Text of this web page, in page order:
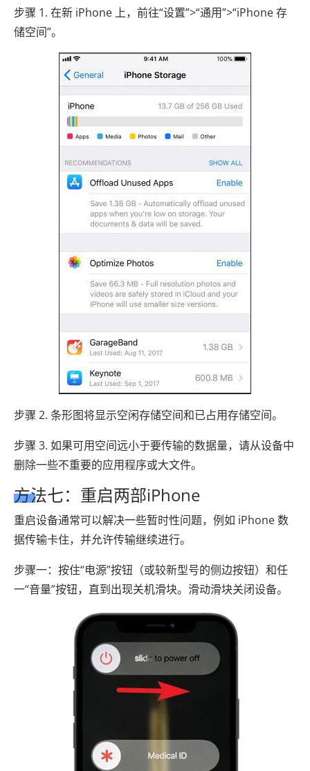
步骤 1. 在新 iPhone 上，前往“设置”>“通用”>“iPhone 存
储空间”。
步骤 2. 条形图将显示空闲存储空间和已占用存储空间。
步骤 3. 如果可用空间远小于要传输的数据量，请从设备中
删除一些不重要的应用程序或大文件。
方法七：重启两部iPhone
重启设备通常可以解决一些暂时性问题，例如 iPhone 数
据传输卡住，并允许传输继续进行。
步骤一：按住“电源”按钮（或较新型号的侧边按钮）和任
一“音量”按钮，直到出现关机滑块。滑动滑块关闭设备。